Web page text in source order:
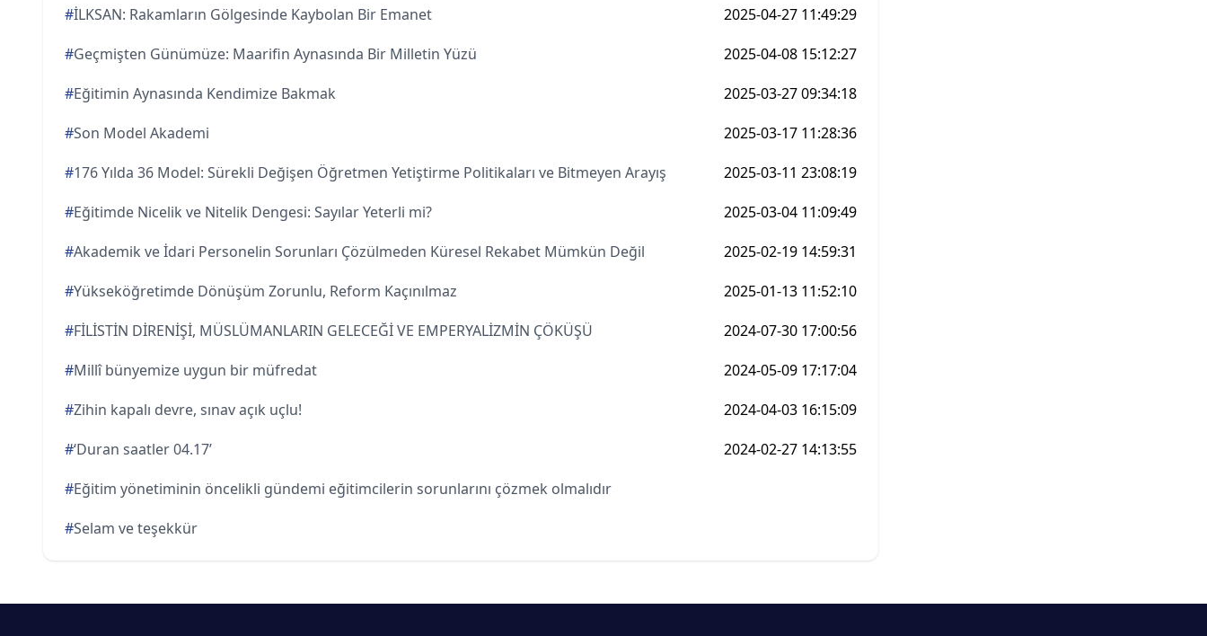
#İLKSAN: Rakamların Gölgesinde Kaybolan Bir Emanet
2025-04-27 11:49:29
#Geçmişten Günümüze: Maarifin Aynasında Bir Milletin Yüzü
2025-04-08 15:12:27
#Eğitimin Aynasında Kendimize Bakmak
2025-03-27 09:34:18
#Son Model Akademi
2025-03-17 11:28:36
#176 Yılda 36 Model: Sürekli Değişen Öğretmen Yetiştirme Politikaları ve Bitmeyen Arayış
2025-03-11 23:08:19
#Eğitimde Nicelik ve Nitelik Dengesi: Sayılar Yeterli mi?
2025-03-04 11:09:49
#Akademik ve İdari Personelin Sorunları Çözülmeden Küresel Rekabet Mümkün Değil
2025-02-19 14:59:31
#Yükseköğretimde Dönüşüm Zorunlu, Reform Kaçınılmaz
2025-01-13 11:52:10
#FİLİSTİN DİRENİŞİ, MÜSLÜMANLARIN GELECEĞİ VE EMPERYALİZMİN ÇÖKÜŞÜ
2024-07-30 17:00:56
#Millî bünyemize uygun bir müfredat
2024-05-09 17:17:04
#Zihin kapalı devre, sınav açık uçlu!
2024-04-03 16:15:09
#‘Duran saatler 04.17’
2024-02-27 14:13:55
#Eğitim yönetiminin öncelikli gündemi eğitimcilerin sorunlarını çözmek olmalıdır
#Selam ve teşekkür